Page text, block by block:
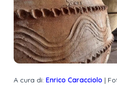
A cura di: Enrico Caracciolo |